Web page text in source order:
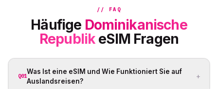
// FAQ
Häufige Dominikanische
Republik eSIM Fragen
Q01
Was Ist eine eSIM und Wie Funktioniert Sie auf
Auslandsreisen?
+